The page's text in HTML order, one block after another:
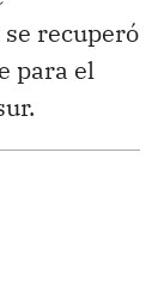
recuperó
para el